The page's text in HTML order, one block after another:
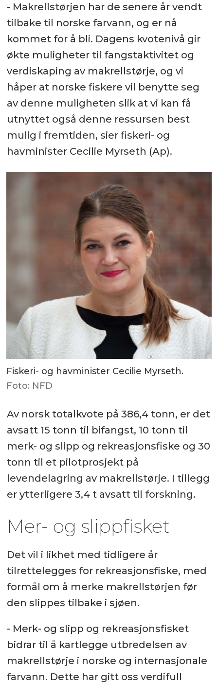
- Makrellstørjen har de senere år vendt
tilbake til norske farvann, og er nå
kommet for å bli. Dagens kvotenivå gir
økte muligheter til fangstaktivitet og
verdiskaping av makrellstørje, og vi
håper at norske fiskere vil benytte seg
av denne muligheten slik at vi kan få
utnyttet også denne ressursen best
mulig i fremtiden, sier fiskeri- og
havminister Cecilie Myrseth (Ap).
Fiskeri- og havminister Cecilie Myrseth.
Foto: NFD
Av norsk totalkvote på 386,4 tonn, er det
avsatt 15 tonn til bifangst, 10 tonn til
merk- og slipp og rekreasjonsfiske og 30
tonn til et pilotprosjekt på
levendelagring av makrellstørje. I tillegg
er ytterligere 3,4 t avsatt til forskning.
Mer- og slippfisket
Det vil i likhet med tidligere år
tilrettelegges for rekreasjonsfiske, med
formål om å merke makrellstørjen før
den slippes tilbake i sjøen.
- Merk- og slipp og rekreasjonsfisket
bidrar til å kartlegge utbredelsen av
makrellstørje i norske og internasjonale
farvann. Dette har gitt oss verdifull